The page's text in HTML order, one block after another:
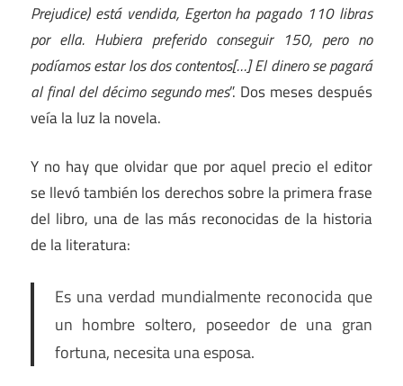
Prejudice) está vendida, Egerton ha pagado 110 libras
por ella. Hubiera preferido conseguir 150, pero no
podíamos estar los dos contentos[…] El dinero se pagará
al final del décimo segundo mes”. Dos meses después
veía la luz la novela.
Y no hay que olvidar que por aquel precio el editor
se llevó también los derechos sobre la primera frase
del libro, una de las más reconocidas de la historia
de la literatura:
Es una verdad mundialmente reconocida que
un hombre soltero, poseedor de una gran
fortuna, necesita una esposa.